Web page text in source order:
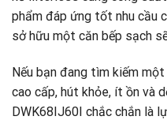
phẩm đáp ứng tốt nhu cầu
sở hữu một căn bếp sạch
Nếu bạn đang tìm kiếm
cao cấp, hút khỏe, ít ồn và
DWK68IJ60I chắc chắn là